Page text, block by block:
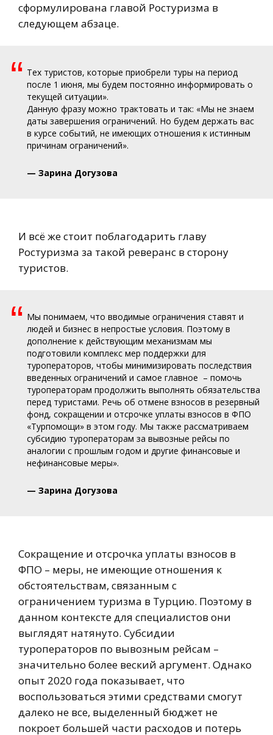
сформулирована главой Ростуризма в
следующем абзаце.
“ Тех туристов, которые приобрели туры на период
после 1 июня, мы будем постоянно информировать о
текущей ситуации».
Данную фразу можно трактовать и так: «Мы не знаем
даты завершения ограничений. Но будем держать вас
в курсе событий, не имеющих отношения к истинным
причинам ограничений».
— Зарина Догузова
И всё же стоит поблагодарить главу
Ростуризма за такой реверанс в сторону
туристов.
“ Мы понимаем, что вводимые ограничения ставят и
людей и бизнес в непростые условия. Поэтому в
дополнение к действующим механизмам мы
подготовили комплекс мер поддержки для
туроператоров, чтобы минимизировать последствия
введенных ограничений и самое главное – помочь
туроператорам продолжить выполнять обязательства
перед туристами. Речь об отмене взносов в резервный
фонд, сокращении и отсрочке уплаты взносов в ФПО
«Турпомощи» в этом году. Мы также рассматриваем
субсидию туроператорам за вывозные рейсы по
аналогии с прошлым годом и другие финансовые и
нефинансовые меры».
— Зарина Догузова
Сокращение и отсрочка уплаты взносов в
ФПО – меры, не имеющие отношения к
обстоятельствам, связанным с
ограничением туризма в Турцию. Поэтому в
данном контексте для специалистов они
выглядят натянуто. Субсидии
туроператоров по вывозным рейсам –
значительно более веский аргумент. Однако
опыт 2020 года показывает, что
воспользоваться этими средствами смогут
далеко не все, выделенный бюджет не
покроет большей части расходов и потерь